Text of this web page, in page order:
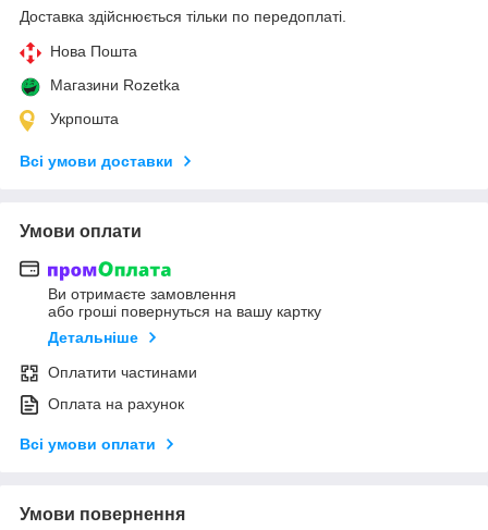
Доставка здійснюється тільки по передоплаті.
Нова Пошта
Магазини Rozetka
Укрпошта
Всі умови доставки
Умови оплати
Ви отримаєте замовлення
або гроші повернуться на вашу картку
Детальніше
Оплатити частинами
Оплата на рахунок
Всі умови оплати
Умови повернення